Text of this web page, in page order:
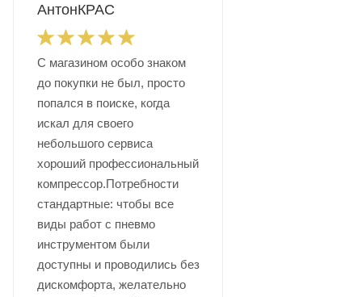
АнтонКРАС
С магазином особо знаком
до покупки не был, просто
попался в поиске, когда
искал для своего
небольшого сервиса
хороший профессиональный
компрессор.Потребности
стандартные: чтобы все
виды работ с пневмо
инструментом были
доступны и проводились без
дискомфорта, желательно